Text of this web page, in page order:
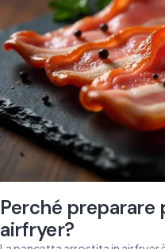
Perché preparare
airfryer?